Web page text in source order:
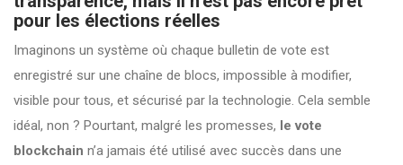
pour les élections réelles
Imaginons un système où chaque bulletin de vote est
enregistré sur une chaîne de blocs, impossible à modifier,
visible pour tous, et sécurisé par la technologie. Cela semble
idéal, non ? Pourtant, malgré les promesses, le vote
blockchain n’a jamais été utilisé avec succès dans une